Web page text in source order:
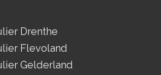
Drenthe
Flevoland
Gelderland